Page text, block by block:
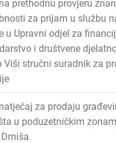
prethodnu provjeru
za prijam u službu
u Upravni odjel za
i društvene
Viši stručni suradnik za
za prodaju
u poduzetničkim